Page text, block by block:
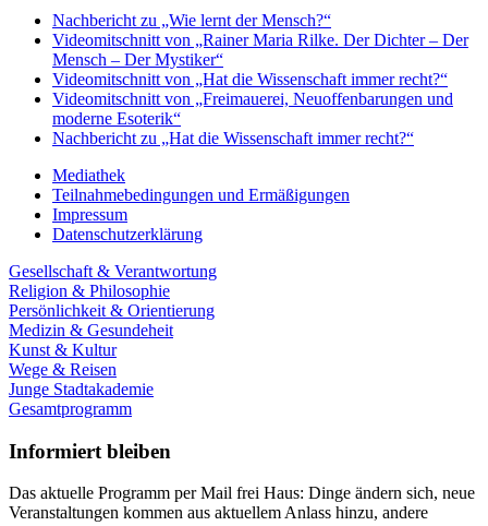
Nachbericht zu „Wie lernt der Mensch?“
Videomitschnitt von „Rainer Maria Rilke. Der Dichter – Der
Mensch – Der Mystiker“
Videomitschnitt von „Hat die Wissenschaft immer recht?“
Videomitschnitt von „Freimauerei, Neuoffenbarungen und
moderne Esoterik“
Nachbericht zu „Hat die Wissenschaft immer recht?“
Mediathek
Teilnahmebedingungen und Ermäßigungen
Impressum
Datenschutzerklärung
Gesellschaft & Verantwortung
Religion & Philosophie
Persönlichkeit & Orientierung
Medizin & Gesundeheit
Kunst & Kultur
Wege & Reisen
Junge Stadtakademie
Gesamtprogramm
Informiert bleiben
Das aktuelle Programm per Mail frei Haus: Dinge ändern sich, neue
Veranstaltungen kommen aus aktuellem Anlass hinzu, andere